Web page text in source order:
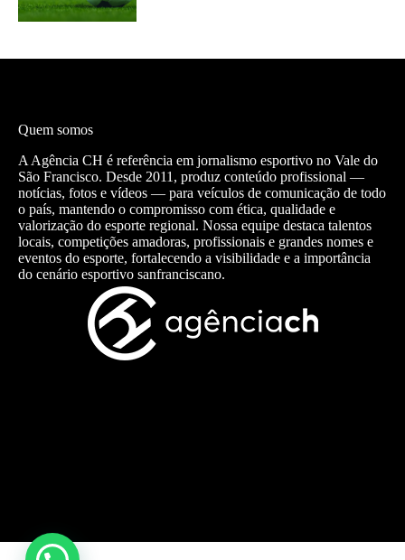
Quem somos
A Agência CH é referência em jornalismo esportivo no Vale do
São Francisco. Desde 2011, produz conteúdo profissional —
notícias, fotos e vídeos — para veículos de comunicação de todo
o país, mantendo o compromisso com ética, qualidade e
valorização do esporte regional. Nossa equipe destaca talentos
locais, competições amadoras, profissionais e grandes nomes e
eventos do esporte, fortalecendo a visibilidade e a importância
do cenário esportivo sanfranciscano.